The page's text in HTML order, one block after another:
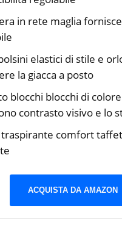
in rete maglia
elastici di stile e
la giacca a posto
blocchi blocchi di
contrasto visivo e lo
comfort
ACQUISTA DA AMAZON